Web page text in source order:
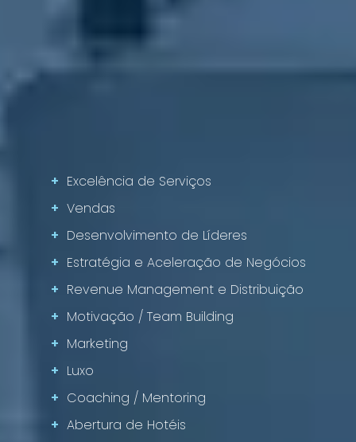
+ Excelência de Serviços
+ Vendas
+ Desenvolvimento de Líderes
+ Estratégia e Aceleração de Negócios
+ Revenue Management e Distribuição
+ Motivação / Team Building
+ Marketing
+ Luxo
+ Coaching / Mentoring
+ Abertura de Hotéis